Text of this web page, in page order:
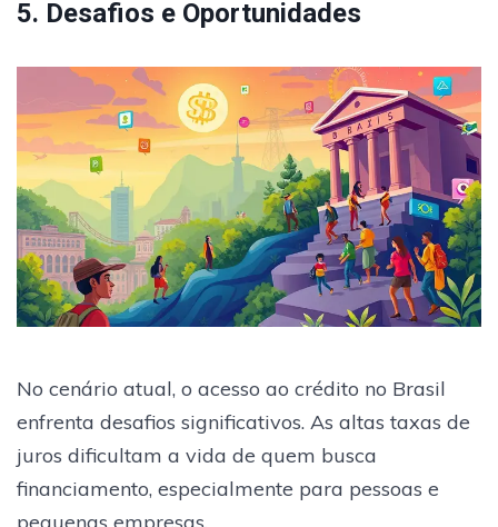
5. Desafios e Oportunidades
No cenário atual, o acesso ao crédito no Brasil
enfrenta desafios significativos. As altas taxas de
juros dificultam a vida de quem busca
financiamento, especialmente para pessoas e